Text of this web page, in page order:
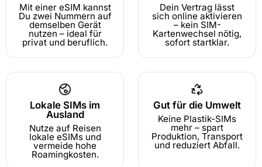
Mit einer eSIM kannst
Du zwei Nummern auf
demselben Gerät
nutzen – ideal für
privat und beruflich.
Dein Vertrag lässt
sich online aktivieren
– kein SIM-
Kartenwechsel nötig,
sofort startklar.
Lokale SIMs im
Ausland
Nutze auf Reisen
lokale eSIMs und
vermeide hohe
Roamingkosten.
Gut für die Umwelt
Keine Plastik-SIMs
mehr – spart
Produktion, Transport
und reduziert Abfall.